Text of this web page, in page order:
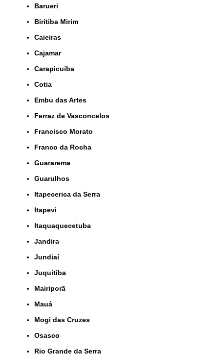
Barueri
Biritiba Mirim
Caieiras
Cajamar
Carapicuíba
Cotia
Embu das Artes
Ferraz de Vasconcelos
Francisco Morato
Franco da Rocha
Guararema
Guarulhos
Itapecerica da Serra
Itapevi
Itaquaquecetuba
Jandira
Jundiaí
Juquitiba
Mairiporã
Mauá
Mogi das Cruzes
Osasco
Rio Grande da Serra